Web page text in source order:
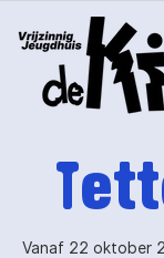
​Vanaf 22 oktober